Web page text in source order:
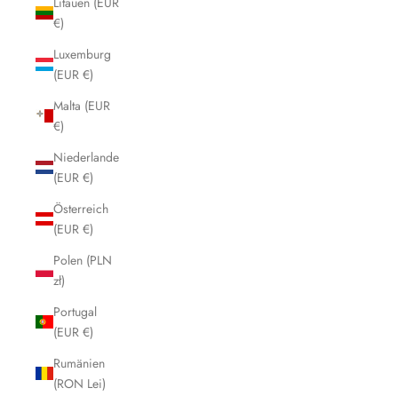
€)
Luxemburg
(EUR €)
Malta (EUR
€)
Niederlande
(EUR €)
Österreich
(EUR €)
Polen (PLN
zł)
Portugal
(EUR €)
Rumänien
(RON Lei)